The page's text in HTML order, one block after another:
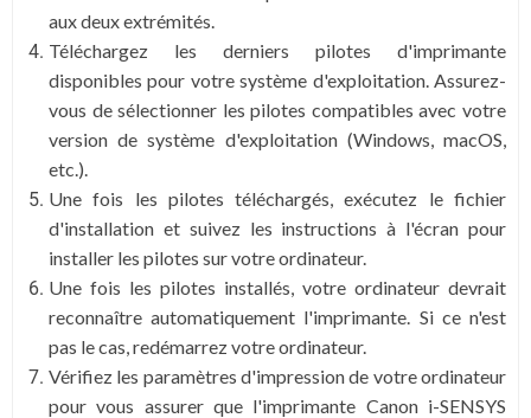
aux deux extrémités.
Téléchargez les derniers pilotes d'imprimante
disponibles pour votre système d'exploitation. Assurez-
vous de sélectionner les pilotes compatibles avec votre
version de système d'exploitation (Windows, macOS,
etc.).
Une fois les pilotes téléchargés, exécutez le fichier
d'installation et suivez les instructions à l'écran pour
installer les pilotes sur votre ordinateur.
Une fois les pilotes installés, votre ordinateur devrait
reconnaître automatiquement l'imprimante. Si ce n'est
pas le cas, redémarrez votre ordinateur.
Vérifiez les paramètres d'impression de votre ordinateur
pour vous assurer que l'imprimante Canon i-SENSYS